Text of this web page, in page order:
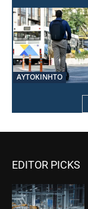
ΑΥΤΟΚΙΝΗΤΟ
EDITOR PICKS